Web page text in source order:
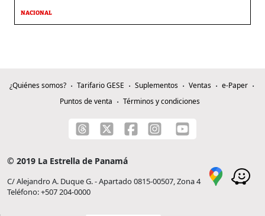
NACIONAL
¿Quiénes somos? Tarifario GESE Suplementos Ventas
e-Paper
Puntos de venta
Términos y condiciones
© 2019 La Estrella de Panamá
C/ Alejandro A. Duque G. - Apartado 0815-00507, Zona 4
Teléfono: +507 204-0000